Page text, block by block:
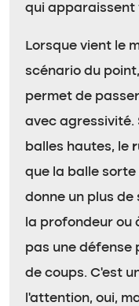
qui apparaissent
Lorsque vient le
scénario du
permet de
avec agressivité.
balles hautes, le
que la balle sorte
donne un plus de
la profondeur ou
pas une défense
de coups. C’est
l’attention, oui,